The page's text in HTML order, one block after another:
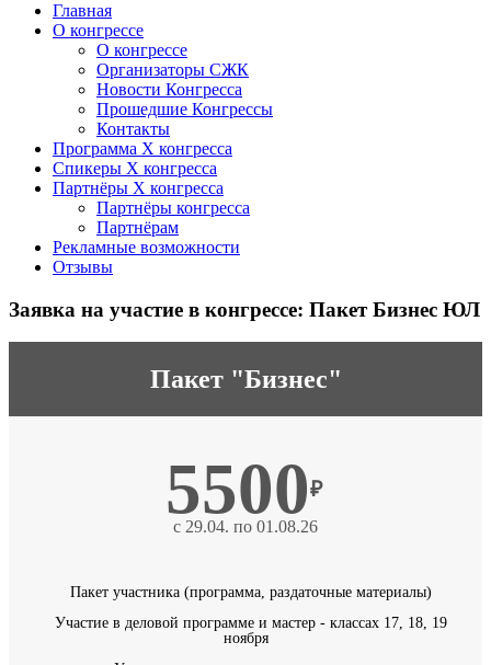
Главная
О конгрессе
О конгрессе
Организаторы СЖК
Новости Конгресса
Прошедшие Конгрессы
Контакты
Программа Х конгресса
Спикеры X конгресса
Партнёры X конгресса
Партнёры конгресса
Партнёрам
Рекламные возможности
Отзывы
Заявка на участие в конгрессе: Пакет Бизнес ЮЛ
Пакет "Бизнес"
5500₽
с 29.04. по 01.08.26
Пакет участника (программа, раздаточные материалы)
Участие в деловой программе и мастер - классах 17, 18, 19
ноября